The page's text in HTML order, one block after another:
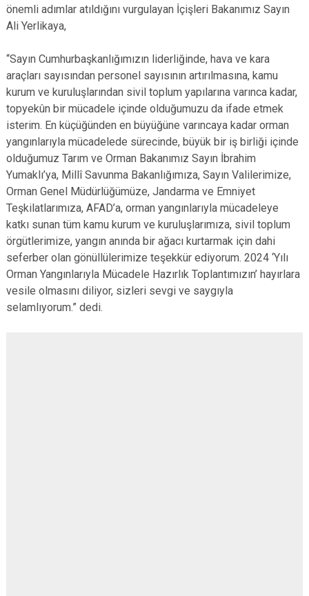
önemli adımlar atıldığını vurgulayan İçişleri Bakanımız Sayın
Ali Yerlikaya,
“Sayın Cumhurbaşkanlığımızın liderliğinde, hava ve kara
araçları sayısından personel sayısının artırılmasına, kamu
kurum ve kuruluşlarından sivil toplum yapılarına varınca kadar,
topyekûn bir mücadele içinde olduğumuzu da ifade etmek
isterim. En küçüğünden en büyüğüne varıncaya kadar orman
yangınlarıyla mücadelede sürecinde, büyük bir iş birliği içinde
olduğumuz Tarım ve Orman Bakanımız Sayın İbrahim
Yumaklı’ya, Millî Savunma Bakanlığımıza, Sayın Valilerimize,
Orman Genel Müdürlüğümüze, Jandarma ve Emniyet
Teşkilatlarımıza, AFAD’a, orman yangınlarıyla mücadeleye
katkı sunan tüm kamu kurum ve kuruluşlarımıza, sivil toplum
örgütlerimize, yangın anında bir ağacı kurtarmak için dahi
seferber olan gönüllülerimize teşekkür ediyorum. 2024 ‘Yılı
Orman Yangınlarıyla Mücadele Hazırlık Toplantımızın’ hayırlara
vesile olmasını diliyor, sizleri sevgi ve saygıyla
selamlıyorum.” dedi.